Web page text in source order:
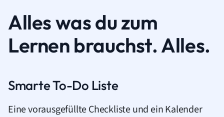
Alles was du zum
Lernen brauchst. Alles.
Smarte To-Do Liste
Eine vorausgefüllte Checkliste und ein Kalender